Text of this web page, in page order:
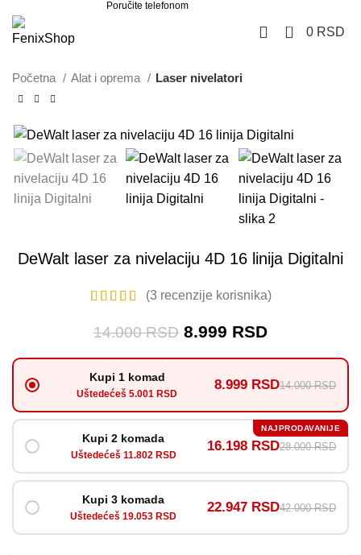
Poručite telefonom
0 0 RSD
Početna Alat i oprema Laser nivelatori
DeWalt laser za nivelaciju 4D 16 linija Digitalni
(3 recenzije korisnika)
14.000RSD 8.999 RSD
Kupi 1 komad
Uštedećeš 5.001 RSD
8.999 RSD14.000 RSD
Kupi 2 komada
Uštedećeš 11.802 RSD
16.198 RSD28.000 RSD
NAJPRODAVANIJE
Kupi 3 komada
Uštedećeš 19.053 RSD
22.947 RSD42.000 RSD